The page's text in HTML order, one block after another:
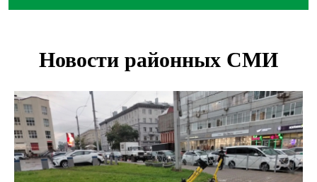
Новосибирском водохранилище
Сибирские пенсионеры накопили в банках рекордные 4,2
млрд рублей